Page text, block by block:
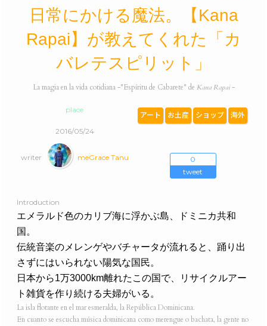
日常にかける魔法。【Kana
Rapai】が教えてくれた「カ
バレテスピリット」
La magia en la vida cotidiana -"Espíritu de Cabarete" de Kana Rapai-
place
2016/05/24
writer meGrace Tanu
アート お土産 ショップ 海外
0
tweet
Introduction
エメラルド色のカリブ海に浮かぶ島、ドミニカ共和
国。
伝統音楽のメレンゲやバチャータが流れると、踊り出
さずにはいられない陽気な国民。
日本から1万3000km離れたこの国で、リサイクルアー
ト雑貨を作り続ける夫婦がいる。
La isla flotante en el mar esmeralda, la República Dominicana.
En cuanto se escucha música dominicana como merengue o bachata, la gente no